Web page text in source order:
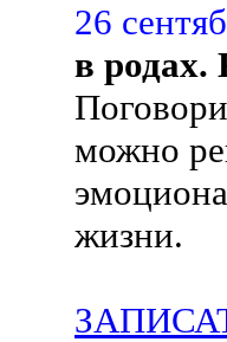
26
в родах.
можно
жизни.